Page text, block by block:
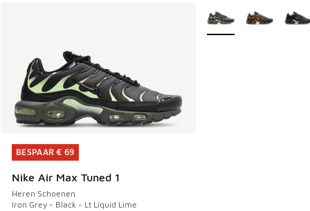
BESPAAR € 69
Nike Air Max Tuned 1
Heren Schoenen
Iron Grey - Black - Lt Liquid Lime
BESPAAR € 69
Meer kleuren